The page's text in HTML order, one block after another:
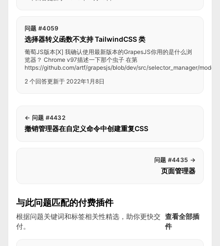
问题 #4059
选择器转义函数不支持 TailwindCSS 类
葡萄JS版本[X] 我确认使用最新版本的GrapesJS你用的是什么浏
览器？ Chrome v97描述一下那个虫子 在第
https://github.com/artf/grapesjs/blob/dev/src/selector_manager/model/
2 个回答更新于 2022年1月8日
← 问题 #4432
撤销管理器在自定义命令中创建重复CSS
问题 #4435 →
页面管理器
与此问题匹配的付费插件
根据问题关键词和标签相关性精选，助你更快交
付。
查看全部插
件